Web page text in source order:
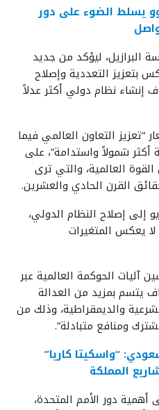
يسلط الضوء على دور
البرازيل، ليؤكد من جديد
بتعزيز التعددية وإصلاح
إنشاء نظام دولي أكثر عدلاً
“تعزيز التعاون العالمي فيما
شمولاً واستدامة”، على
العالمية، والتي ترى
القرن الحادي والعشرين.
إلى إصلاح النظام الدولي،
يعكس المتغيرات
آليات الحوكمة العالمية عبر
يتسم بمزيد من العدالة
والديمقراطية، وذلك من
ومنافع متبادلة”.
“واسكيتا كاريا”
المملكة
دور الأمم المتحدة،